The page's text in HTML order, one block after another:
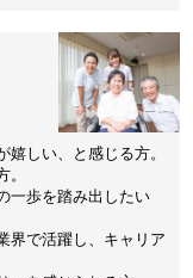
しい、と感じる方。
一歩を踏み出したい
界で活躍し、キャリア